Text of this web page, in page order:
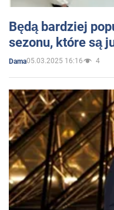
Będą bardziej
sezonu, które są
Dama05.03.2025 16:16 4